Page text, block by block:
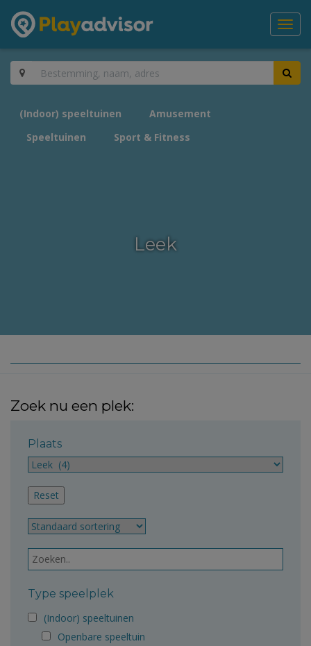
(Indoor) speeltuinen
Amusement
Speeltuinen
Sport & Fitness
Leek
Zoek nu een plek:
Plaats
Type speelplek
(Indoor) speeltuinen
Openbare speeltuin